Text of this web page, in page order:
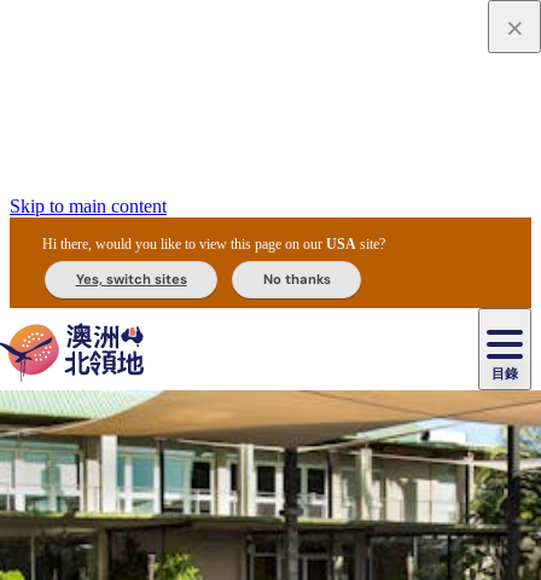
Skip to main content
Hi there, would you like to view this page on ourUSA site?
Yes, switch sites No thanks
目錄
主
目
錄
達
爾
愛
麗
斯
烏
魯
魯
卡
杜
國
公
園
李
治
菲
特
國
家
瓦
塔
卡
國
家
公
園
東
阿
納
馬
尼
特
米
魯
克
卡
魯
卡
魯
/
魔
奧
里
查
/
文
化
體
美
食
攻
節
慶
與
活
動
戶
外
探
險
自
然
和
野
生
動
歷
史
與
文
物
豪
華
露
住
導
覽
租
車
和
交
通
工
具